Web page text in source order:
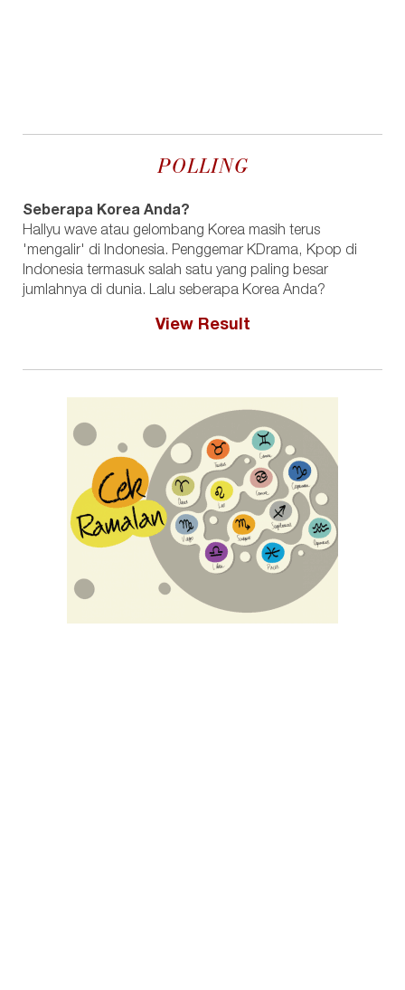
POLLING
Seberapa Korea Anda?
Hallyu wave atau gelombang Korea masih terus
'mengalir' di Indonesia. Penggemar KDrama, Kpop di
Indonesia termasuk salah satu yang paling besar
jumlahnya di dunia. Lalu seberapa Korea Anda?
View Result